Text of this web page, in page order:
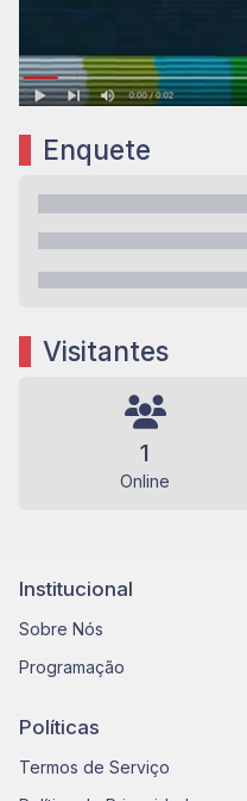
Enquete
Visitantes
1
Online
Institucional
Sobre Nós
Programação
Políticas
Termos de Serviço